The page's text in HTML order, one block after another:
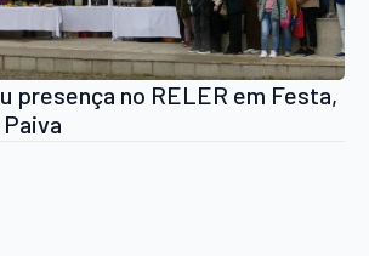
presença no RELER em Festa,